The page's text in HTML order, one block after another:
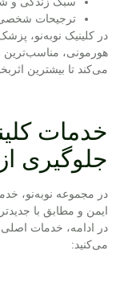
ترجیحات شخصی
در کلینیک نوبه‌نو،
هورمونی، مناسب‌ترین
می‌کند تا بیشترین
خدمات
جلوگیری
در مجموعه نوبه‌نو،
ایمن و مطابق با
در ادامه، خدمات
می‌کنید: